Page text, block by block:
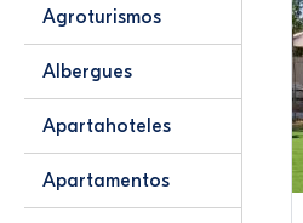
Agroturismos
Albergues
Apartahoteles
Apartamentos